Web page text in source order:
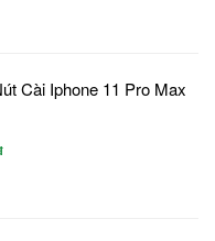
Cài Iphone 11 Pro Max